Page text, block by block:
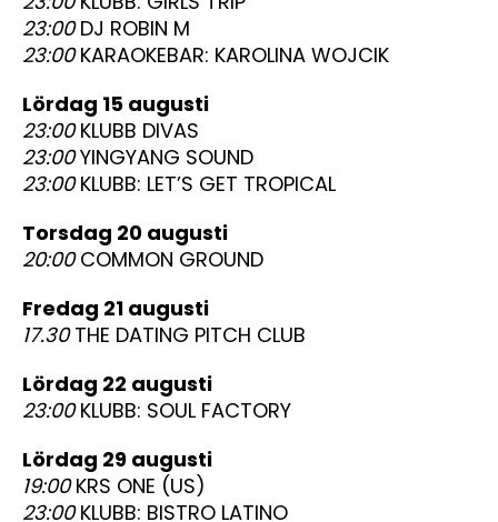
23:00DJ ROBIN M
23:00KARAOKEBAR: KAROLINA WOJCIK
lördag 15 augusti
23:00KLUBB DIVAS
23:00YINGYANG SOUND
23:00KLUBB: LET’S GET TROPICAL
torsdag 20 augusti
20:00COMMON GROUND
fredag 21 augusti
17.30THE DATING PITCH CLUB
lördag 22 augusti
23:00KLUBB: SOUL FACTORY
lördag 29 augusti
19:00KRS ONE (US)
23:00KLUBB: BISTRO LATINO